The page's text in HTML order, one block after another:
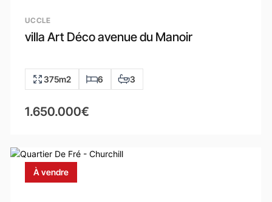
UCCLE
villa Art Déco avenue du Manoir
375m2 6 3
1.650.000€
À vendre